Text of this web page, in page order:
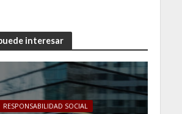
interesar
RESPONSABILIDAD SOCIAL